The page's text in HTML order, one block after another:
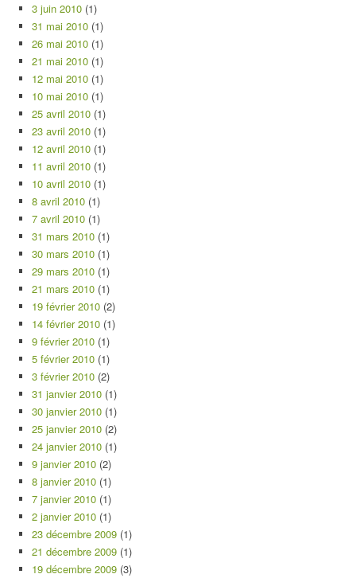
3 juin 2010 (1)
31 mai 2010 (1)
26 mai 2010 (1)
21 mai 2010 (1)
12 mai 2010 (1)
10 mai 2010 (1)
25 avril 2010 (1)
23 avril 2010 (1)
12 avril 2010 (1)
11 avril 2010 (1)
10 avril 2010 (1)
8 avril 2010 (1)
7 avril 2010 (1)
31 mars 2010 (1)
30 mars 2010 (1)
29 mars 2010 (1)
21 mars 2010 (1)
19 février 2010 (2)
14 février 2010 (1)
9 février 2010 (1)
5 février 2010 (1)
3 février 2010 (2)
31 janvier 2010 (1)
30 janvier 2010 (1)
25 janvier 2010 (2)
24 janvier 2010 (1)
9 janvier 2010 (2)
8 janvier 2010 (1)
7 janvier 2010 (1)
2 janvier 2010 (1)
23 décembre 2009 (1)
21 décembre 2009 (1)
19 décembre 2009 (3)